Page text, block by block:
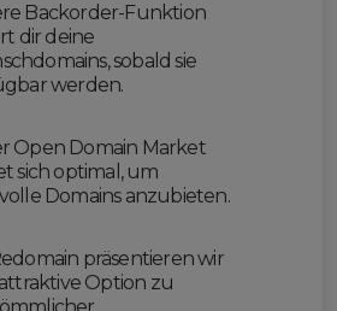
Backorder-Funktion
dir deine
sobald sie
werden.
Open Domain Market
sich optimal, um
Domains anzubieten.
präsentieren wir
Option zu